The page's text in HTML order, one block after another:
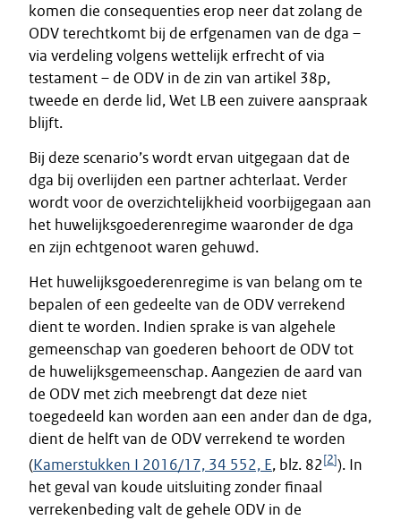
komen die consequenties erop neer dat zolang de
ODV terechtkomt bij de erfgenamen van de dga –
via verdeling volgens wettelijk erfrecht of via
testament – de ODV in de zin van artikel 38p,
tweede en derde lid, Wet LB een zuivere aanspraak
blijft.
Bij deze scenario’s wordt ervan uitgegaan dat de
dga bij overlijden een partner achterlaat. Verder
wordt voor de overzichtelijkheid voorbijgegaan aan
het huwelijksgoederenregime waaronder de dga
en zijn echtgenoot waren gehuwd.
Het huwelijksgoederenregime is van belang om te
bepalen of een gedeelte van de ODV verrekend
dient te worden. Indien sprake is van algehele
gemeenschap van goederen behoort de ODV tot
de huwelijksgemeenschap. Aangezien de aard van
de ODV met zich meebrengt dat deze niet
toegedeeld kan worden aan een ander dan de dga,
dient de helft van de ODV verrekend te worden
(Kamerstukken I 2016/17, 34 552, E, blz. 82[2]). In
het geval van koude uitsluiting zonder finaal
verrekenbeding valt de gehele ODV in de